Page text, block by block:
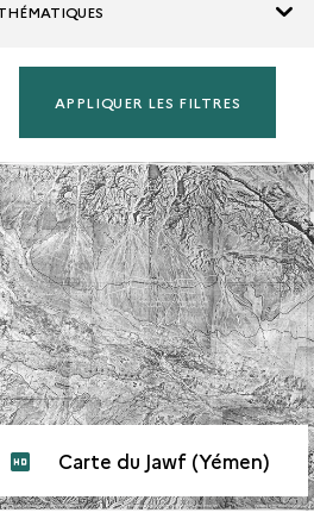
Carte du Jawf (Yémen)